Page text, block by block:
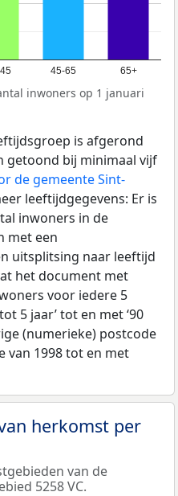
45-65 65+
inwoners op 1 januari
is afgerond
getoond bij minimaal vijf
de gemeente Sint-
leeftijdgegevens: Er is
inwoners in de
met een
uitsplitsing naar leeftijd
het document met
voor iedere 5
5 jaar’ tot en met ‘90
(numerieke) postcode
van 1998 tot en met
herkomst per
van de
5258 VC.